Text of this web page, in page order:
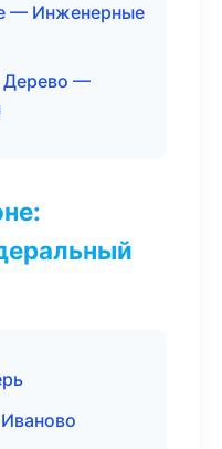
— Инженерные
Дерево —